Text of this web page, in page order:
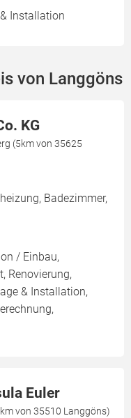
Installation
von Langgöns
KG
(5km von 35625
Badezimmer,
/ Einbau,
Renovierung,
& Installation,
Euler
von 35510 Langgöns)